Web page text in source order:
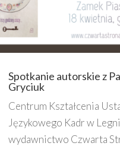
Spotkanie autorskie z
Gryciuk
Centrum Kształcenia
Językowego Kadr w
wydawnictwo Czwarta